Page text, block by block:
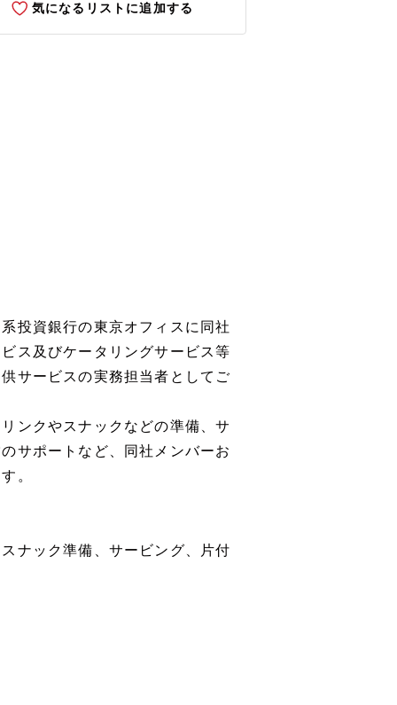
気になるリストに追加する
投資銀行の東京オフィスに同社
ス及びケータリングサービス等
サービスの実務担当者としてご
ンクやスナックなどの準備、サ
サポートなど、同社メンバーお
。
ナック準備、サービング、片付